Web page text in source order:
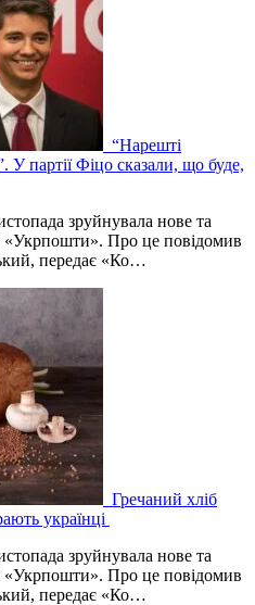
“Нарешті
У партії Фіцо сказали, що буде,
зруйнувала нове та
«Укрпошти». Про це повідомив
передає «Ко…
Гречаний хліб
українці
зруйнувала нове та
«Укрпошти». Про це повідомив
передає «Ко…